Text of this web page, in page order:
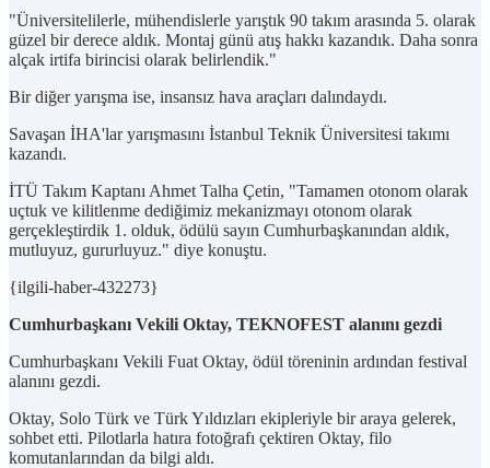
"Üniversitelilerle, mühendislerle yarıştık 90 takım arasında 5. olarak
güzel bir derece aldık. Montaj günü atış hakkı kazandık. Daha sonra
alçak irtifa birincisi olarak belirlendik."
Bir diğer yarışma ise, insansız hava araçları dalındaydı.
Savaşan İHA'lar yarışmasını İstanbul Teknik Üniversitesi takımı
kazandı.
İTÜ Takım Kaptanı Ahmet Talha Çetin, "Tamamen otonom olarak
uçtuk ve kilitlenme dediğimiz mekanizmayı otonom olarak
gerçekleştirdik 1. olduk, ödülü sayın Cumhurbaşkanından aldık,
mutluyuz, gururluyuz." diye konuştu.
{ilgili-haber-432273}
Cumhurbaşkanı Vekili Oktay, TEKNOFEST alanını gezdi
Cumhurbaşkanı Vekili Fuat Oktay, ödül töreninin ardından festival
alanını gezdi.
Oktay, Solo Türk ve Türk Yıldızları ekipleriyle bir araya gelerek,
sohbet etti. Pilotlarla hatıra fotoğrafı çektiren Oktay, filo
komutanlarından da bilgi aldı.